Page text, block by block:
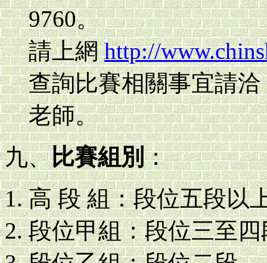
9760。
請上網http://
查詢比賽相關事宜請
老師。
九、比賽組別：
高 段 組：段位五段以
段位甲組：段位三至四